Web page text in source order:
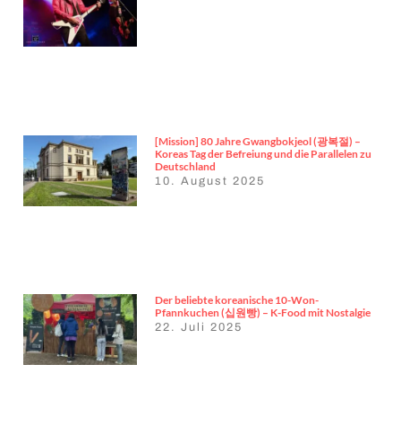
[Mission] 80 Jahre Gwangbokjeol (광복절) –
Koreas Tag der Befreiung und die Parallelen zu
Deutschland
10. August 2025
Der beliebte koreanische 10-Won-
Pfannkuchen (십원빵) – K-Food mit Nostalgie
22. Juli 2025